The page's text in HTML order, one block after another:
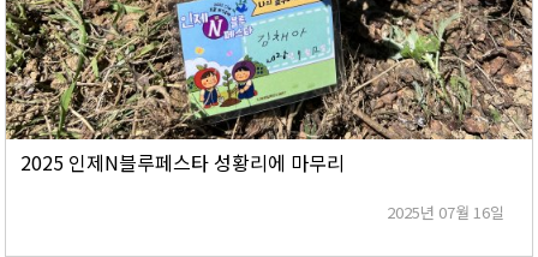
2025 인제N블루페스타 성황리에 마무리
2025년 07월 16일